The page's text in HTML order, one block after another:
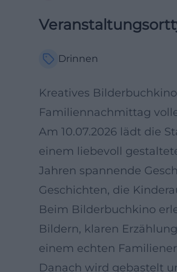
Drinnen
Kreatives
Familiennachmittag
Am 10.07.2026 lädt die
einem liebevoll
Jahren spannende
Geschichten, die
Beim Bilderbuchkino
Bildern, klaren
einem echten
Danach wird gebastelt